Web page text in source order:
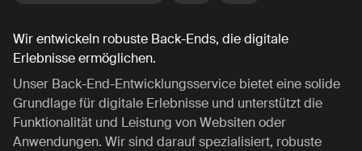
Wir entwickeln robuste Back-Ends, die digitale
Erlebnisse ermöglichen.
Unser Back-End-Entwicklungsservice bietet eine solide
Grundlage für digitale Erlebnisse und unterstützt die
Funktionalität und Leistung von Websiten oder
Anwendungen. Wir sind darauf spezialisiert, robuste